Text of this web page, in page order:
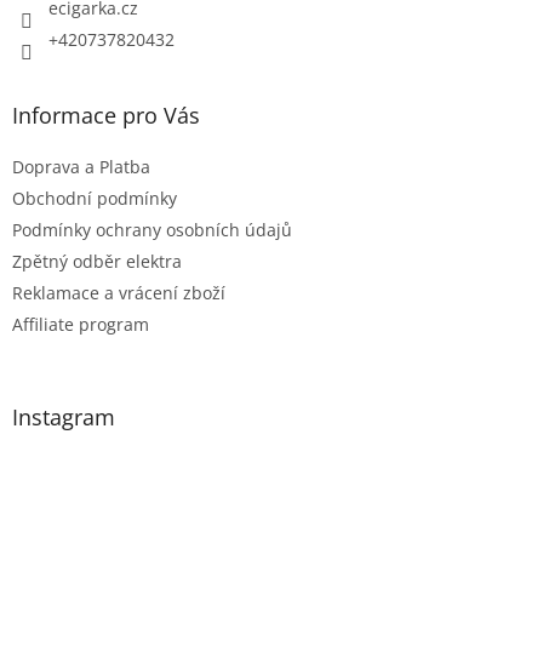
ecigarka.cz
+420737820432
Informace pro Vás
Doprava a Platba
Obchodní podmínky
Podmínky ochrany osobních údajů
Zpětný odběr elektra
Reklamace a vrácení zboží
Affiliate program
Instagram